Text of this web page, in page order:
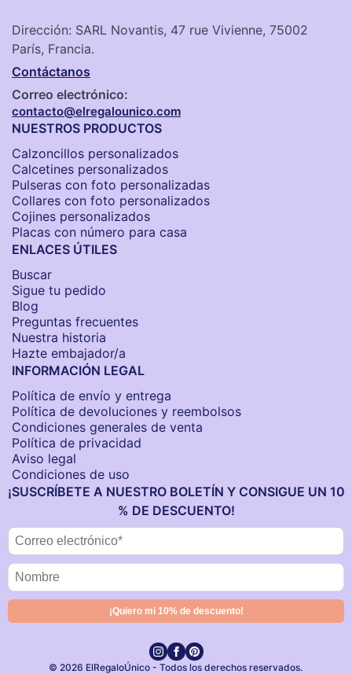
Dirección: SARL Novantis, 47 rue Vivienne, 75002
París, Francia.
Contáctanos
Correo electrónico:
contacto@elregalounico.com
NUESTROS PRODUCTOS
Calzoncillos personalizados​
Calcetines personalizados
Pulseras con foto personalizadas
Collares con foto personalizados
Cojines personalizados
Placas con número para casa
ENLACES ÚTILES
Buscar
Sigue tu pedido
Blog
Preguntas frecuentes
Nuestra historia
Hazte embajador/a
INFORMACIÓN LEGAL
Política de envío y entrega
Política de devoluciones y reembolsos
Condiciones generales de venta
Política de privacidad
Aviso legal
Condiciones de uso
¡SUSCRÍBETE A NUESTRO BOLETÍN Y CONSIGUE UN 10
% DE DESCUENTO!
© 2026 ElRegaloÚnico - Todos los derechos reservados.